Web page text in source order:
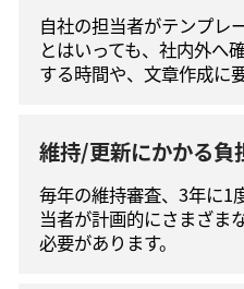
自社の担当者がテンプレ
とはいっても、社内外へ
する時間や、文章作成に
維持/更新にかかる負
毎年の維持審査、3年に1
当者が計画的にさまざま
必要があります。